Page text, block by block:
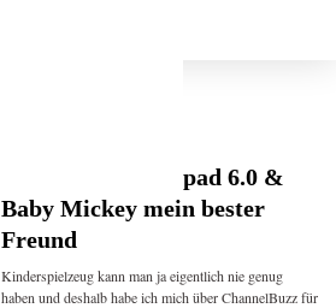
Clementoni Clempad 6.0 &
Baby Mickey mein bester
Freund
Kinderspielzeug kann man ja eigentlich nie genug
haben und deshalb habe ich mich über ChannelBuzz für